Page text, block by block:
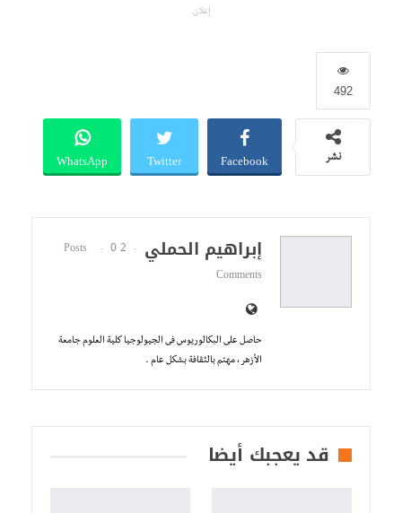
إعلان
492
نشر Facebook
Twitter
WhatsApp
إبراهيم الحملي 2 Posts
0
Comments
حاصل على البكالوريوس فى الجيولوجيا كلية العلوم جامعة
الأزهر ، مهتم بالثقافة بشكل عام .
قد يعجبك أيضا